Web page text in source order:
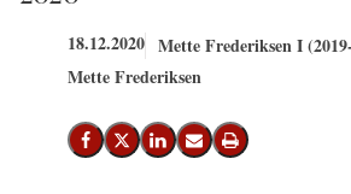
18.12.2020 Mette Frederiksen I
Mette Frederiksen
Del på Facebook
Del på X (Twitter)
Del på LinkedIn
Send email
Print